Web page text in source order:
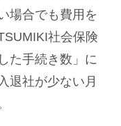
場合でも費用を
社会保険
た手続き数」に
退社が少ない月